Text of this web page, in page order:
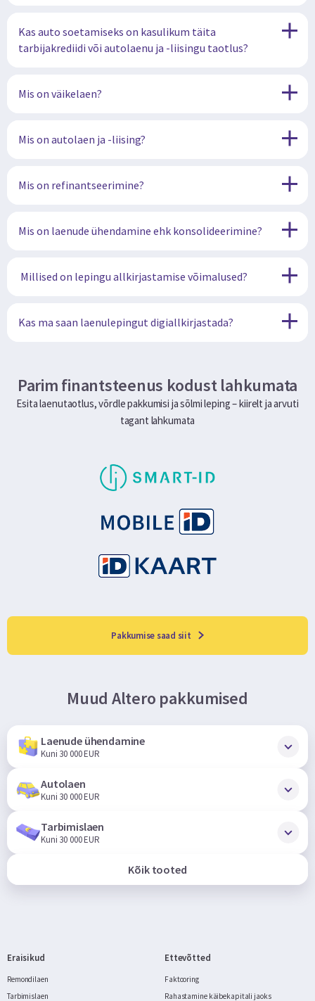
Kas auto soetamiseks on kasulikum täita
tarbijakrediidi või autolaenu ja -liisingu taotlus?
Mis on väikelaen?
Mis on autolaen ja -liising?
Mis on refinantseerimine?
Mis on laenude ühendamine ehk konsolideerimine?
Millised on lepingu allkirjastamise võimalused?
Kas ma saan laenulepingut digiallkirjastada?
Parim finantsteenus kodust lahkumata
Esita laenutaotlus, võrdle pakkumisi ja sõlmi leping – kiirelt ja arvuti
tagant lahkumata
Pakkumise saad siit
Muud Altero pakkumised
Laenude ühendamine
Kuni 30 000 EUR
Autolaen
Kuni 30 000 EUR
Tarbimislaen
Kuni 30 000 EUR
Kõik tooted
Eraisikud
Remondilaen
Tarbimislaen
Ettevõtted
Faktooring
Rahastamine käibekapitali jaoks